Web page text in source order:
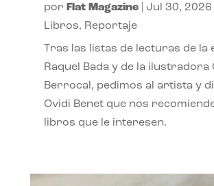
por Flat Magazine| Jul 30, 2026
Libros, Reportaje
Tras las listas de lecturas de la
Raquel Bada y de la ilustradora
Berrocal, pedimos al artista y
Ovidi Benet que nos
libros que le interesen.